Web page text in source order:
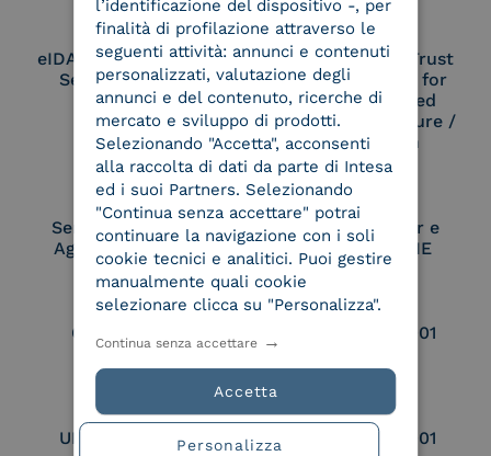
eIDAS Qualified Trust
Service Provider
eIDAS Qualified Trust
Service Provider for
Remote Qualified
Electronic Signature /
Seal Creation
Service Provider e
Aggregatore SPID
Service Provider e
Aggregatore CIE
Conservatore
qualificato
UNI EN ISO 37001
UNI EN ISO 9001 UNI EN ISO 27001
l’identificazione del dispositivo -, per
finalità di profilazione attraverso le
seguenti attività: annunci e contenuti
personalizzati, valutazione degli
annunci e del contenuto, ricerche di
mercato e sviluppo di prodotti.
Selezionando "Accetta", acconsenti
alla raccolta di dati da parte di Intesa
ed i suoi Partners. Selezionando
"Continua senza accettare" potrai
continuare la navigazione con i soli
cookie tecnici e analitici. Puoi gestire
manualmente quali cookie
selezionare clicca su "Personalizza".
Accetta
Continua senza accettare
Personalizza